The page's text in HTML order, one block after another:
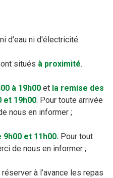
d'eau ni d'électricité.
situés à proximité.
à 19h00 et la remise des
et 19h00. Pour toute arrivée
nous en informer ;
et 11h00. Pour tout
de nous en informer ;
à l’avance les repas